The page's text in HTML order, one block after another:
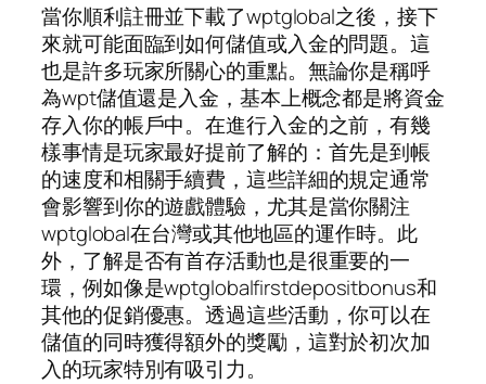
當你順利註冊並下載了wptglobal之後，接下
來就可能面臨到如何儲值或入金的問題。這
也是許多玩家所關心的重點。無論你是稱呼
為wpt儲值還是入金，基本上概念都是將資金
存入你的帳戶中。在進行入金的之前，有幾
樣事情是玩家最好提前了解的：首先是到帳
的速度和相關手續費，這些詳細的規定通常
會影響到你的遊戲體驗，尤其是當你關注
wptglobal在台灣或其他地區的運作時。此
外，了解是否有首存活動也是很重要的一
環，例如像是wptglobalfirstdepositbonus和
其他的促銷優惠。透過這些活動，你可以在
儲值的同時獲得額外的獎勵，這對於初次加
入的玩家特別有吸引力。